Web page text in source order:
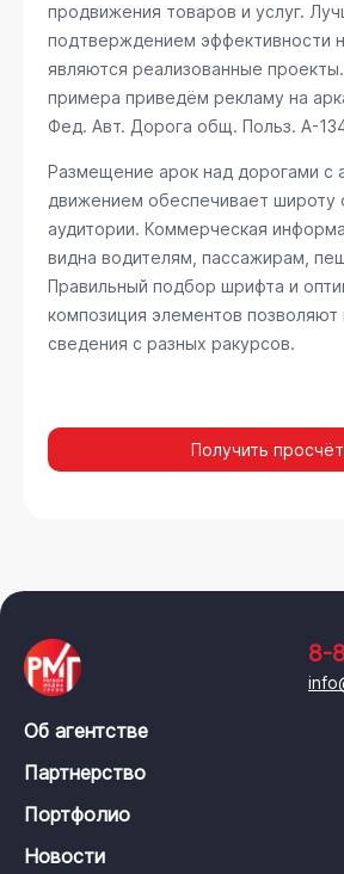
продвижения товаров и услуг.
подтверждением эффективности
являются реализованные
примера приведём рекламу на
Фед. Авт. Дорога общ. Польз. А-
Размещение арок над дорогами с
движением обеспечивает широту
аудитории. Коммерческая
видна водителям, пассажирам,
Правильный подбор шрифта и
композиция элементов позволяют
сведения с разных ракурсов.
Получить просчёт
8-
Об агентстве
Партнерство
Портфолио
Новости